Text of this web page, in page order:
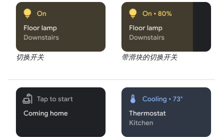
切换开关 带滑块的切换开关